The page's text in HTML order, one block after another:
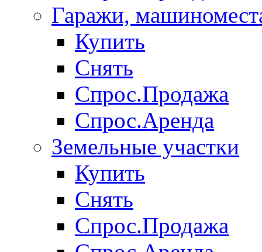
Гаражи,
Купить
Снять
Спрос.Продажа
Спрос.Аренда
Земельные участки
Купить
Снять
Спрос.Продажа